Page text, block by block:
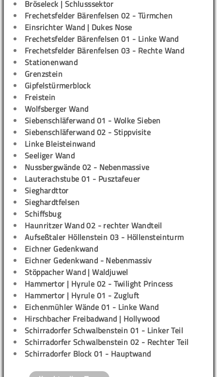
Bröseleck | Schlusssektor
Frechetsfelder Bärenfelsen 02 - Türmchen
Einsrichter Wand | Dukes Nose
Frechetsfelder Bärenfelsen 01 - Linke Wand
Frechetsfelder Bärenfelsen 03 - Rechte Wand
Stationenwand
Grenzstein
Gipfelstürmerblock
Freistein
Wolfsberger Wand
Siebenschläferwand 01 - Wolke Sieben
Siebenschläferwand 02 - Stippvisite
Linke Bleisteinwand
Seeliger Wand
Nussbergwände 02 - Nebenmassive
Lauterachstube 01 - Pusztafeuer
Sieghardttor
Sieghardtfelsen
Schiffsbug
Haunritzer Wand 02 - rechter Wandteil
Aufseßtaler Höllenstein 03 - Höllensteinturm
Eichner Gedenkwand
Eichner Gedenkwand - Nebenmassiv
Stöppacher Wand | Waldjuwel
Hammertor | Hyrule 02 - Twilight Princess
Hammertor | Hyrule 01 - Zugluft
Eichenmühler Wände 01 - Linke Wand
Hirschbacher Freibadwand | Hollywood
Schirradorfer Schwalbenstein 01 - Linker Teil
Schirradorfer Schwalbenstein 02 - Rechter Teil
Schirradorfer Block 01 - Hauptwand